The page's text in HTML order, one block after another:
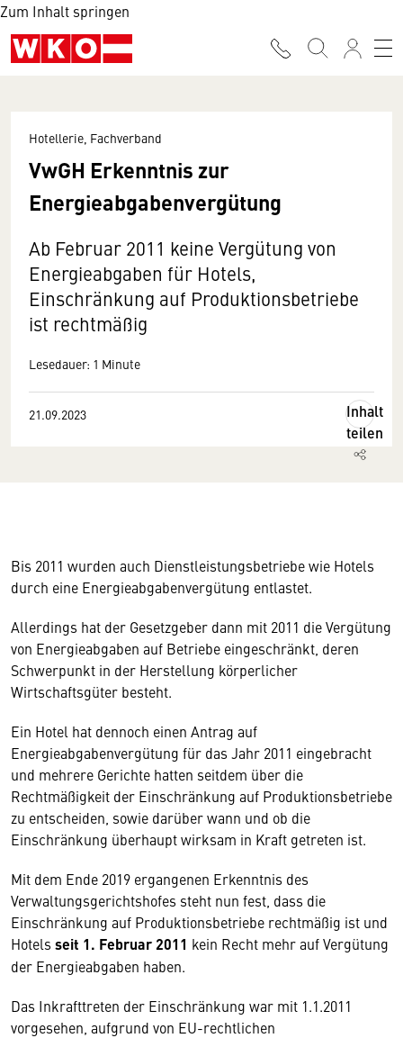
Zum Inhalt springen
Hotellerie, Fachverband
VwGH Erkenntnis zur
Energieabgabenvergütung
Ab Februar 2011 keine Vergütung von
Energieabgaben für Hotels,
Einschränkung auf Produktionsbetriebe
ist rechtmäßig
Lesedauer: 1 Minute
21.09.2023
Inhalt
teilen
Bis 2011 wurden auch Dienstleistungsbetriebe wie Hotels
durch eine Energieabgabenvergütung entlastet.
Allerdings hat der Gesetzgeber dann mit 2011 die Vergütung
von Energieabgaben auf Betriebe eingeschränkt, deren
Schwerpunkt in der Herstellung körperlicher
Wirtschaftsgüter besteht.
Ein Hotel hat dennoch einen Antrag auf
Energieabgabenvergütung für das Jahr 2011 eingebracht
und mehrere Gerichte hatten seitdem über die
Rechtmäßigkeit der Einschränkung auf Produktionsbetriebe
zu entscheiden, sowie darüber wann und ob die
Einschränkung überhaupt wirksam in Kraft getreten ist.
Mit dem Ende 2019 ergangenen Erkenntnis des
Verwaltungsgerichtshofes steht nun fest, dass die
Einschränkung auf Produktionsbetriebe rechtmäßig ist und
Hotels seit 1. Februar 2011 kein Recht mehr auf Vergütung
der Energieabgaben haben.
Das Inkrafttreten der Einschränkung war mit 1.1.2011
vorgesehen, aufgrund von EU-rechtlichen